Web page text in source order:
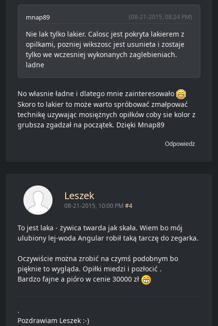
(08-21-2015, 08:24 PM)
mnap89
Nie lak tylko lakier. Calosc jest pokryta lakierem z
opilkami, pozniej wikszosc jest usunieta i zostaje
tylko we wczesniej wykonanych zaglebieniach.
ladne
No własnie ładne i dlatego mnie zainteresowało
Skoro to lakier to może warto spróbować zmałpować
technikę uzywając mosiężnych opiłków coby sie kolor z
grubsza zgadzał na początek. Dzięki Mnap89
Odpowiedz
Leszek
08-21-2015, 10:00 PM #4
To jest laka - żywica twarda jak skała. Wiem bo mój
ulubiony lej-woda Angular robił taką tarczę do zegarka.
Oczywiście można zrobić na czymś podobnym bo
pięknie to wygląda. Opiłki miedzi i pozłocić .
Bardzo fajne a pióro w cenie 30000 zł
.
Pozdrawiam Leszek :-)